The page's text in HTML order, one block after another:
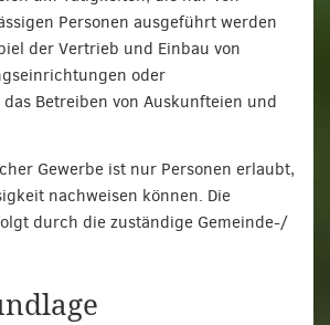
Personen ausgeführt werden
der Vertrieb und Einbau von
oder
Betreiben von Auskunfteien und
Gewerbe ist nur Personen erlaubt,
nachweisen können. Die
durch die zuständige Gemeinde-/